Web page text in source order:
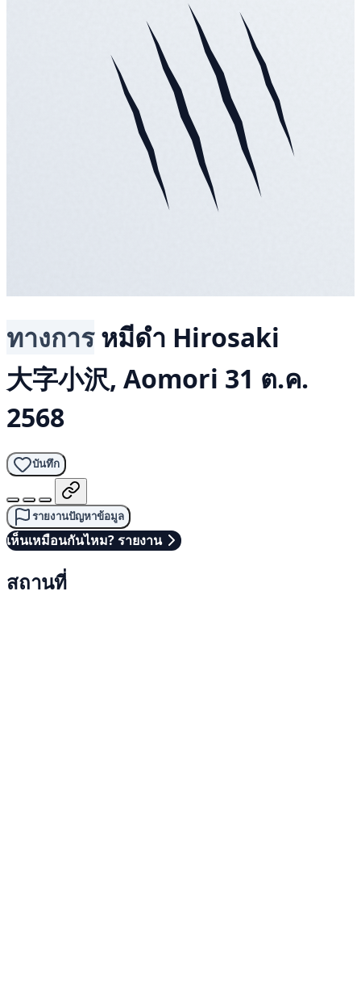
ทางการ หมีดำ Hirosaki
大字小沢, Aomori 31 ต.ค.
2568
บันทึก
รายงานปัญหาข้อมูล
เห็นเหมือนกันไหม? รายงาน
สถานที่